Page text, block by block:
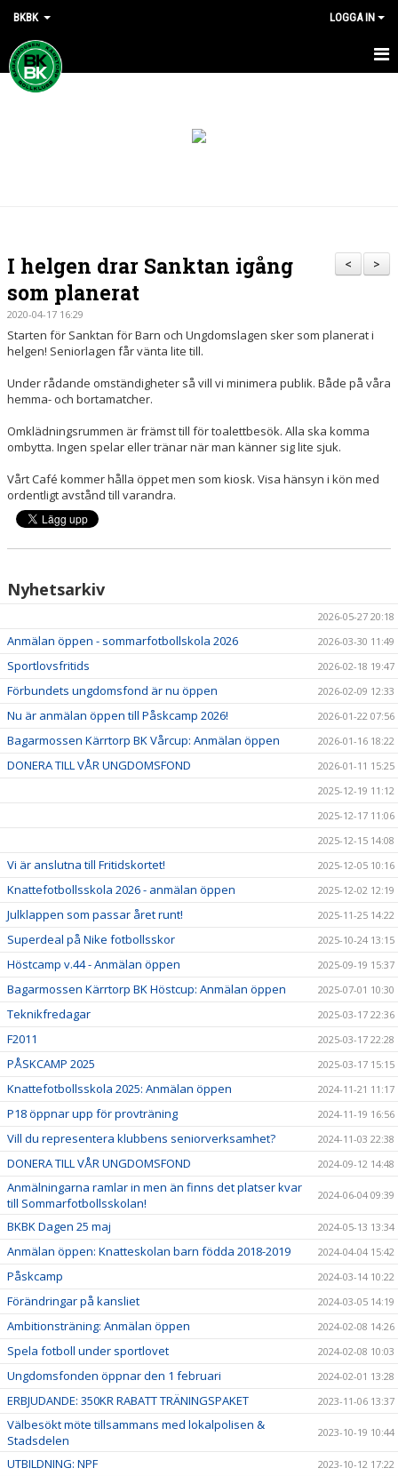
BKBK LOGGA IN
HEM
>
<
I helgen drar Sanktan igång
som planerat
2020-04-17 16:29
Starten för Sanktan för Barn och Ungdomslagen sker som planerat i
helgen! Seniorlagen får vänta lite till.
Under rådande omständigheter så vill vi minimera publik. Både på våra
hemma- och bortamatcher.
Omklädningsrummen är främst till för toalettbesök. Alla ska komma
ombytta. Ingen spelar eller tränar när man känner sig lite sjuk.
Vårt Café kommer hålla öppet men som kiosk. Visa hänsyn i kön med
ordentligt avstånd till varandra.
Nyhetsarkiv
2026-05-27 20:18
Anmälan öppen - sommarfotbollskola 2026 2026-03-30 11:49
Sportlovsfritids 2026-02-18 19:47
Förbundets ungdomsfond är nu öppen 2026-02-09 12:33
Nu är anmälan öppen till Påskcamp 2026! 2026-01-22 07:56
Bagarmossen Kärrtorp BK Vårcup: Anmälan öppen 2026-01-16 18:22
DONERA TILL VÅR UNGDOMSFOND
2026-01-11 15:25
2025-12-19 11:12
2025-12-17 11:06
2025-12-15 14:08
Vi är anslutna till Fritidskortet! 2025-12-05 10:16
Knattefotbollsskola 2026 - anmälan öppen 2025-12-02 12:19
Julklappen som passar året runt! 2025-11-25 14:22
Superdeal på Nike fotbollsskor 2025-10-24 13:15
Höstcamp v.44 - Anmälan öppen 2025-09-19 15:37
Bagarmossen Kärrtorp BK Höstcup: Anmälan öppen 2025-07-01 10:30
Teknikfredagar 2025-03-17 22:36
F2011 2025-03-17 22:28
PÅSKCAMP 2025 2025-03-17 15:15
Knattefotbollsskola 2025: Anmälan öppen 2024-11-21 11:17
P18 öppnar upp för provträning 2024-11-19 16:56
Vill du representera klubbens seniorverksamhet? 2024-11-03 22:38
DONERA TILL VÅR UNGDOMSFOND 2024-09-12 14:48
Anmälningarna ramlar in men än finns det platser kvar
till Sommarfotbollsskolan!
2024-06-04 09:39
BKBK Dagen 25 maj 2024-05-13 13:34
Anmälan öppen: Knatteskolan barn födda 2018-2019 2024-04-04 15:42
Påskcamp 2024-03-14 10:22
Förändringar på kansliet 2024-03-05 14:19
Ambitionsträning: Anmälan öppen 2024-02-08 14:26
Spela fotboll under sportlovet 2024-02-08 10:03
Ungdomsfonden öppnar den 1 februari 2024-02-01 13:28
ERBJUDANDE: 350KR RABATT TRÄNINGSPAKET 2023-11-06 13:37
Välbesökt möte tillsammans med lokalpolisen &
Stadsdelen
2023-10-19 10:44
UTBILDNING: NPF 2023-10-12 17:22